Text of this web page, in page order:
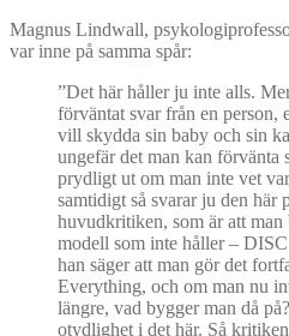
Magnus Lindwall,
var inne på samma spår:
”Det här håller ju inte alls.
förväntat svar från en person,
vill skydda sin baby och sin
ungefär det man kan förvänta
prydligt ut om man inte vet
samtidigt så svarar ju den här
huvudkritiken, som är att man
modell som inte håller –
han säger att man gör det
Everything, och om man nu
längre, vad bygger man då
otydlighet i det här. Så